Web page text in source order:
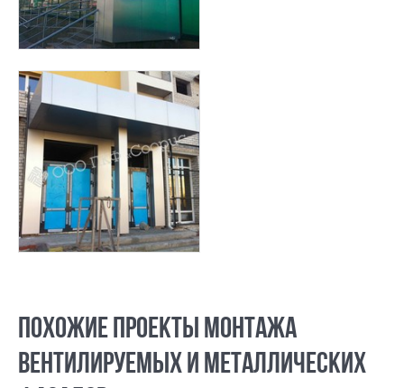
ПОХОЖИЕ ПРОЕКТЫ МОНТАЖА
ВЕНТИЛИРУЕМЫХ И МЕТАЛЛИЧЕСКИХ